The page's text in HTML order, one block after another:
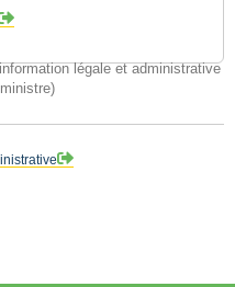
légale et administrative